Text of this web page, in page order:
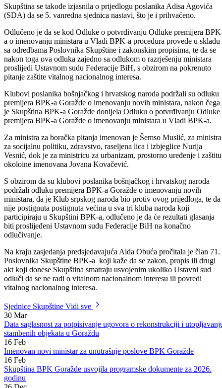
Velić (DF) odlučeno je da u daljem radu Skupštine neće učestovati ni
poslanici iz Kluba DF-a.
Skupština se takođe izjasnila o prijedlogu poslanika Adisa Agovića
(SDA) da se 5. vanredna sjednica nastavi, što je i prihvaćeno.
Odlučeno je da se kod Odluke o potvrđivanju Odluke premijera
a o imenovanju ministara u Vladi BPK-a procedura provede u skladu
sa odredbama Poslovnika Skupštine i zakonskim propisima, te da se
proslijedi Ustavnom sudu Federacije BiH, s obzirom na pokrenuto
pitanje zaštite vitalnog nacionalnog interesa.
Klubovi poslanika bošnjačkog i hrvatskog naroda podržali su odluku
je Skupština BPK-a Goražde donijela Odluku o potvrđivanju Odluke
premijera BPK-a Goražde o imenovanju ministara u Vladi BPK-a.
Za ministra za boračka pitanja imenovan je Šemso Muslić, za ministra
Vesnić, dok je za ministricu za urbanizam, prostorno uređenje i zaštitu
okoloine imenovana Jovana Kovačević.
S obzirom da su klubovi poslanika bošnjačkog i hrvatskog naroda
podržali odluku premijera BPK-a Goražde o imenovanju novih
ministara, da je Klub srpskog naroda bio protiv ovog prijedloga, te da
nije postignuta postignuta većina u sva tri kluba naroda koji
biti proslijeđeni Ustavnom sudu Federacije BiH na konačno
odlučivanje.
Na kraju zasjedanja predsjedavajuća Aida Obuća pročitala je član 71.
Poslovnika Skupštine BPK-a koji kaže da se zakon, propis ili drugi
odluči da se ne radi o vitalnom nacionalnom interesu ili povredi
vitalnog nacionalnog interesa.
Sjednice Skupštine Vidi sve
30 Mar
Data saglasnost za potpisivanje ugovora o rekonstrukciji i
stambenih objekata u Goraždu
16 Feb
Imenovan novi ministar za unutrašnje poslove BPK Goražde